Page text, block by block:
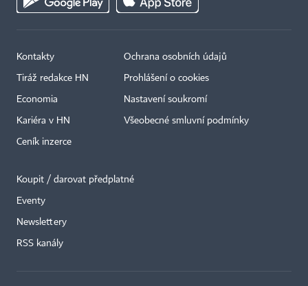
Kontakty
Tiráž redakce HN
Economia
Kariéra v HN
Ceník inzerce
Ochrana osobních údajů
Prohlášení o cookies
Nastavení soukromí
Všeobecné smluvní podmínky
Koupit / darovat předplatné
Eventy
Newslettery
RSS kanály